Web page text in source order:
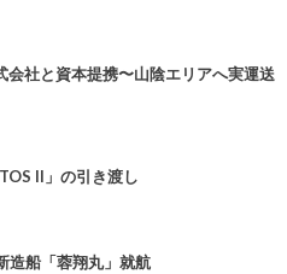
社と資本提携〜山陰エリアへ実運送
II」の引き渡し
造船「蓉翔丸」就航